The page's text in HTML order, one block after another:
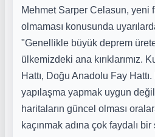
Mehmet Sarper Celasun, yeni
olmaması konusunda
"Genellikle büyük deprem
ülkemizdeki ana kırıklarımız.
Hattı, Doğu Anadolu Fay Hattı.
yapılaşma yapmak uygun
haritaların güncel olması
kaçınmak adına çok faydalı